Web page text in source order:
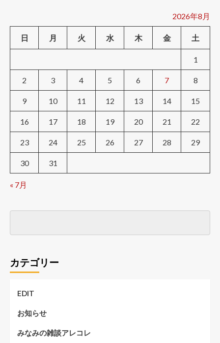
2026年8月
日 月 火 水 木 金 土
1
2 3 4 5 6 7 8
9 10 11 12 13 14 15
16 17 18 19 20 21 22
23 24 25 26 27 28 29
30 31
« 7月
カテゴリー
EDIT
お知らせ
みなみの雑談アレコレ